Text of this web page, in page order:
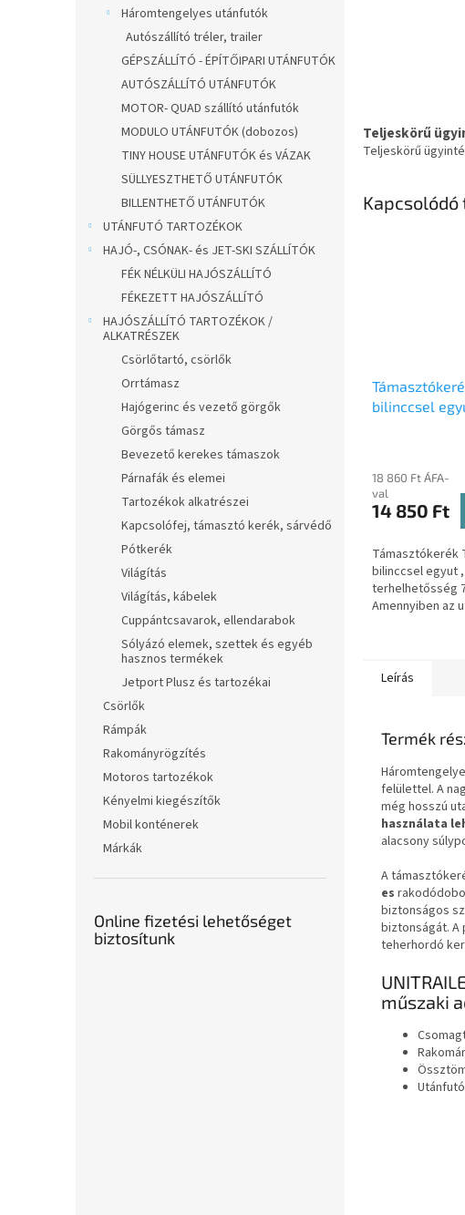
Háromtengelyes utánfutók
Autószállító tréler, trailer
GÉPSZÁLLÍTÓ - ÉPÍTŐIPARI UTÁNFUTÓK
AUTÓSZÁLLÍTÓ UTÁNFUTÓK
MOTOR- QUAD szállító utánfutók
MODULO UTÁNFUTÓK (dobozos)
TINY HOUSE UTÁNFUTÓK és VÁZAK
SÜLLYESZTHETŐ UTÁNFUTÓK
BILLENTHETŐ UTÁNFUTÓK
UTÁNFUTÓ TARTOZÉKOK
HAJÓ-, CSÓNAK- és JET-SKI SZÁLLÍTÓK
FÉK NÉLKÜLI HAJÓSZÁLLÍTÓ
FÉKEZETT HAJÓSZÁLLÍTÓ
HAJÓSZÁLLÍTÓ TARTOZÉKOK /
ALKATRÉSZEK
Csörlőtartó, csörlők
Orrtámasz
Hajógerinc és vezető görgők
Görgős támasz
Bevezető kerekes támaszok
Párnafák és elemei
Tartozékok alkatrészei
Kapcsolófej, támasztó kerék, sárvédő
Pótkerék
Világítás
Világítás, kábelek
Cuppántcsavarok, ellendarabok
Sólyázó elemek, szettek és egyéb
hasznos termékek
Jetport Plusz és tartozékai
Csörlők
Rámpák
Rakományrögzítés
Motoros tartozékok
Kényelmi kiegészítők
Mobil konténerek
Márkák
Online fizetési lehetőséget
biztosítunk
Teljeskörű
Teljeskörű
bilinccsel
18 860 Ft ÁFA-
val
14 850 Ft
Támasztókerék
bilinccsel egyut
terhelhetősség
Amennyiben az
Leírás
Termék
felülettel. A
még hosszú
használata
alacsony
A
es
biztonságos
biztonságát. A
teherhordó
műszaki